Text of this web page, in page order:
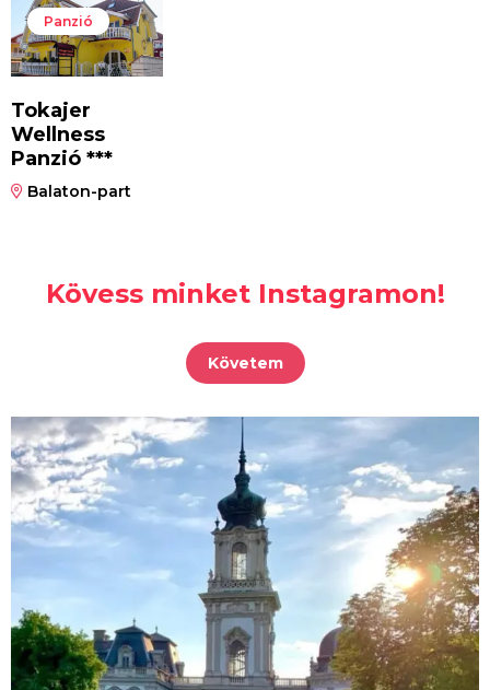
Panzió
Tokajer
Wellness
Panzió ***
Balaton-part
Kövess minket Instagramon!
Követem